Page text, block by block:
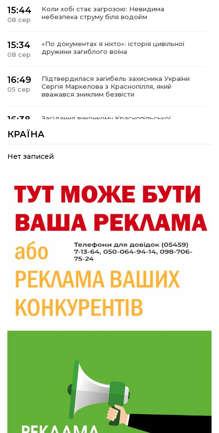
15:44
08 сер
Коли хобі стає загрозою: Невидима
небезпека струму біля водойм
15:34
08 сер
«По документах я ніхто»: історія цивільної
дружини загиблого воїна
16:49
05 сер
Підтвердилася загибель захисника України
Сергія Маркелова з Краснопілля, який
вважався зниклим безвісти
16:38
05 сер
Засідання виконкому Краснопільської
знищене житло та соціальний захист дітей
16:26
Краснопільщина під ворожими ударами: у
09:33
Не лише документи: несподівані речі, які
можуть врятувати життя під час обстрілу
09:26
05 сер
Що робити, якщо в нотаріальному документі
18:39
04 сер
разом створюють унікальний телепроєкт
09:52
04 сер
Родина Степаненків: від квітучого
прикордоння до втраченого дому
«Все закінчиться, приїду й одружуся…»: Пам’яті
26-річного Захисника Богдана Ємця (ВІДЕО)
Паливо по 100 грн та ризик дефіциту: чому в
Україні різко зростають ціни на АЗС
КРАЇНА
Нет записей